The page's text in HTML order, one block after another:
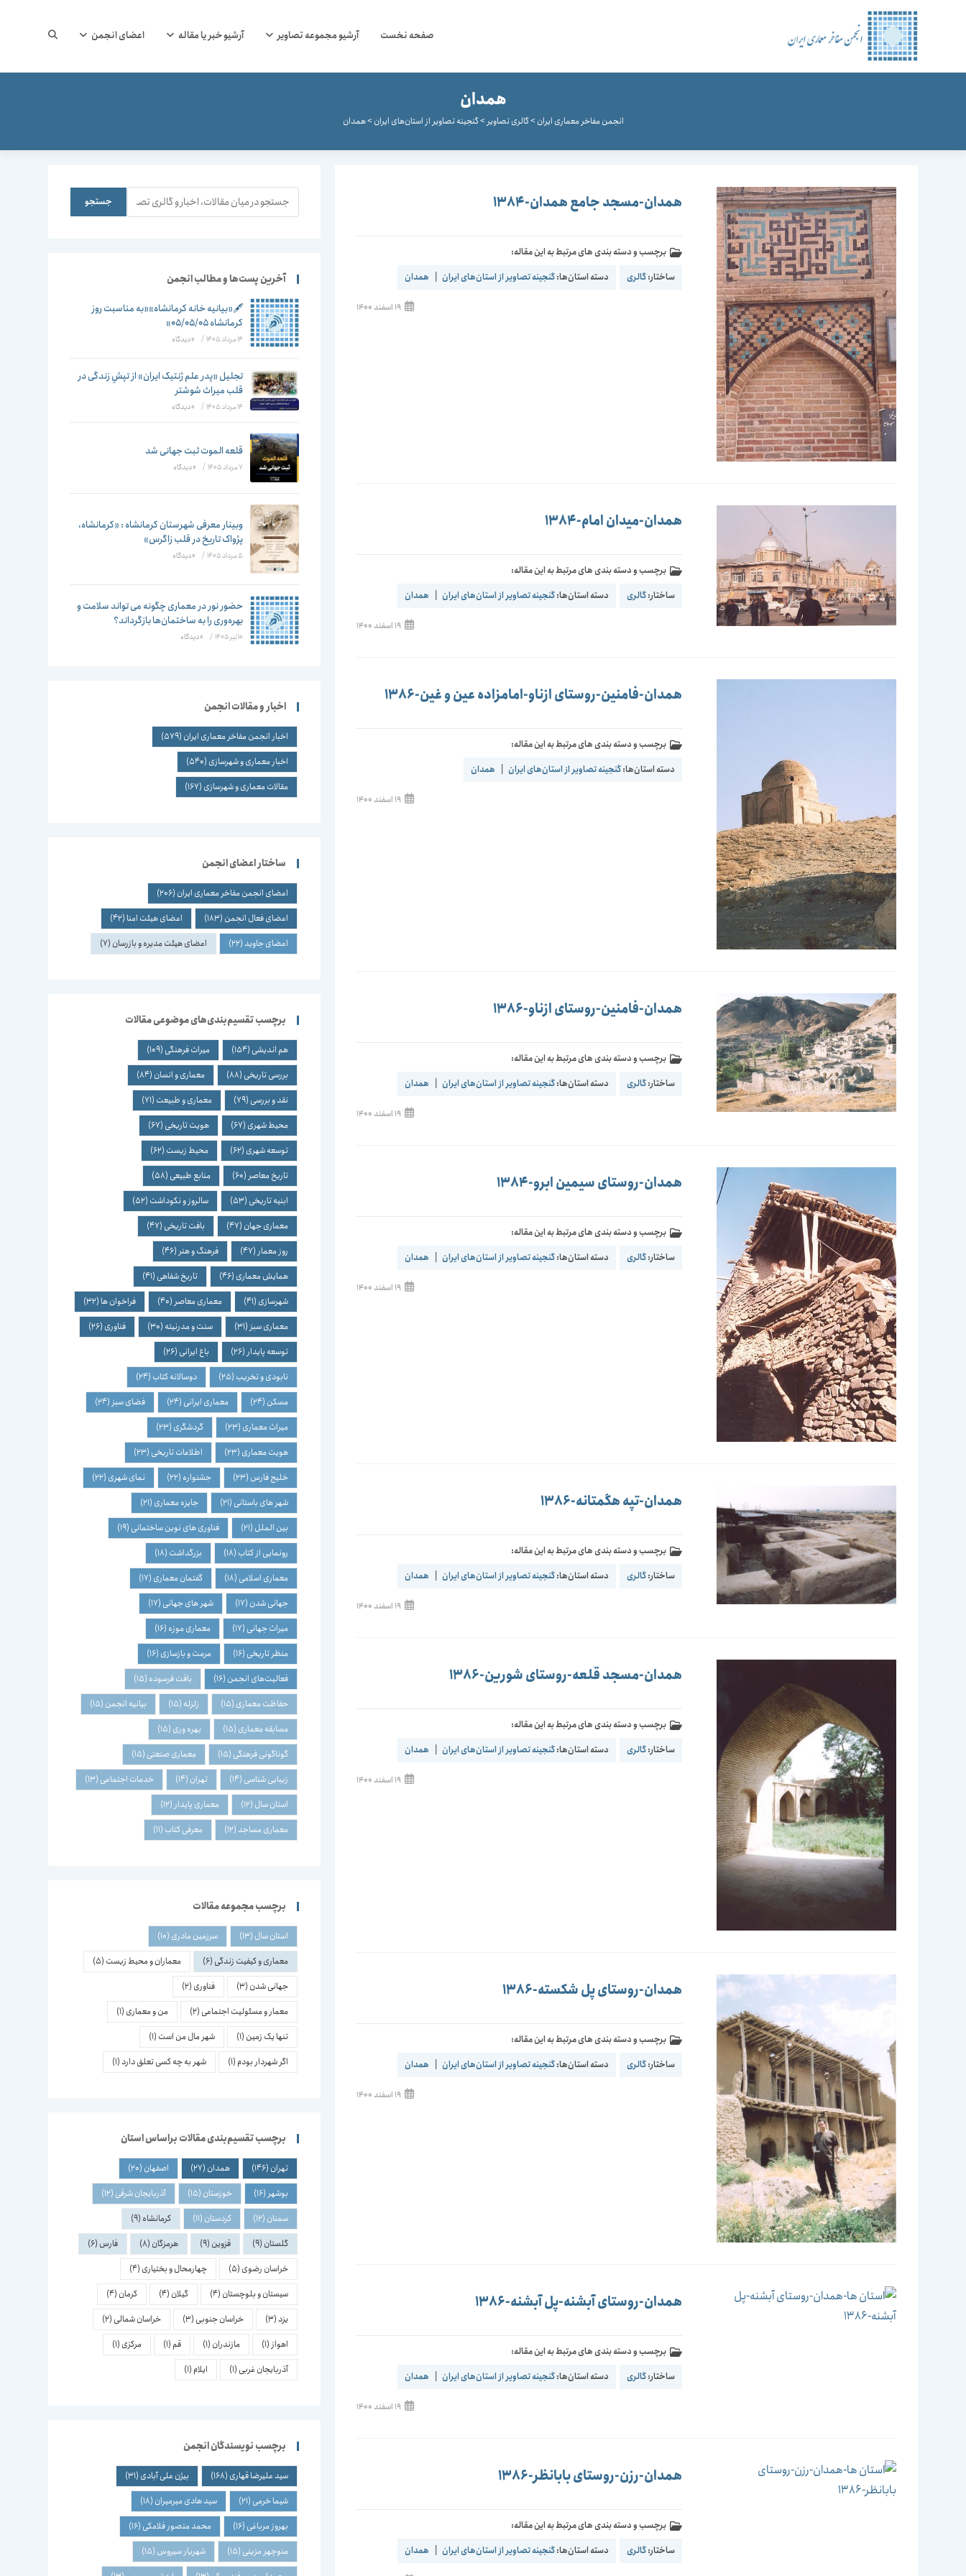
صفحه نخست آرشیو مجموعه تصاویر آرشیو خبر یا مقاله اعضای انجمن جستجوی
همدان
انجمن مفاخر معماری ایران >گالری تصاویر >گنجینه تصاویر از استان‌های ایران >همدان
همدان-مسجد جامع همدان-1384
برچسب و دسته بندی های مرتبط به این مقاله:
ساختار:گالری دسته استان‌ها:گنجینه تصاویر از استان‌های ایران همدان
نوشته
منتشر
19 اسفند 1400
همدان-میدان امام-1384
برچسب و دسته بندی های مرتبط به این مقاله:
ساختار:گالری دسته استان‌ها:گنجینه تصاویر از استان‌های ایران همدان
نوشته
منتشر
19 اسفند 1400
همدان-فامنین-روستای ازناو-امامزاده عین و غین-1386
برچسب و دسته بندی های مرتبط به این مقاله:
دسته استان‌ها:گنجینه تصاویر از استان‌های ایران همدان
نوشته
منتشر
19 اسفند 1400
همدان-فامنین-روستای ازناو-1386
برچسب و دسته بندی های مرتبط به این مقاله:
ساختار:گالری دسته استان‌ها:گنجینه تصاویر از استان‌های ایران همدان
نوشته
منتشر
19 اسفند 1400
همدان-روستای سیمین ابرو-1384
برچسب و دسته بندی های مرتبط به این مقاله:
ساختار:گالری دسته استان‌ها:گنجینه تصاویر از استان‌های ایران همدان
نوشته
منتشر
19 اسفند 1400
همدان-تپه هگمتانه-1386
برچسب و دسته بندی های مرتبط به این مقاله:
ساختار:گالری دسته استان‌ها:گنجینه تصاویر از استان‌های ایران همدان
نوشته
منتشر
19 اسفند 1400
همدان-مسجد قلعه-روستای شورین-1386
برچسب و دسته بندی های مرتبط به این مقاله:
ساختار:گالری دسته استان‌ها:گنجینه تصاویر از استان‌های ایران همدان
نوشته
منتشر
19 اسفند 1400
همدان-روستای پل شکسته-1386
برچسب و دسته بندی های مرتبط به این مقاله:
ساختار:گالری دسته استان‌ها:گنجینه تصاویر از استان‌های ایران همدان
نوشته
منتشر
19 اسفند 1400
همدان-روستای آبشنه-پل آبشنه-1386
برچسب و دسته بندی های مرتبط به این مقاله:
ساختار:گالری دسته استان‌ها:گنجینه تصاویر از استان‌های ایران همدان
نوشته
منتشر
19 اسفند 1400
همدان-رزن-روستای بابانظر-1386
برچسب و دسته بندی های مرتبط به این مقاله:
ساختار:گالری دسته استان‌ها:گنجینه تصاویر از استان‌های ایران همدان
جستجو جستجو
آخرین پست‌ها و مطالب انجمن
🖋️«بیانیه خانه کرمانشاه»«به مناسبت روز
کرمانشاه ۰۵/۰۵/۰۵»
14 مرداد 1405 / ۰ دیدگاه
تجلیل «پدر علم ژنتیک ایران» از تپشِ زندگی در
قلب میراث شوشتر
14 مرداد 1405 / ۰ دیدگاه
قلعه الموت ثبت جهانی شد
7 مرداد 1405 / ۰ دیدگاه
وبینار معرفی شهرستان کرمانشاه : «کرمانشاه،
پژواک تاریخ در قلب زاگرس»
5 مرداد 1405 / ۰ دیدگاه
حضور نور در معماری چگونه می تواند سلامت و
بهره‌وری را به ساختمان‌ها بازگرداند؟
10 تیر 1405 / ۰ دیدگاه
اخبار و مقالات انجمن
اخبار انجمن مفاخر معماری ایران (579)
اخبار معماری و شهرسازی (540)
مقالات معماری و شهرسازی (167)
ساختار اعضای انجمن
اعضای انجمن مفاخر معماری ایران (206)
اعضای فعال انجمن (183) اعضای هیئت امنا(42)
اعضای جاوید(22) اعضای هیئت مدیره و بازرسان (7)
برچسب تقسیم‌بندی‌های موضوعی مقالات
هم اندیشی (154) میراث فرهنگی (109)
بررسی تاریخی (88) معماری و انسان (84)
نقد و بررسی (79) معماری و طبیعت (71)
محیط شهری (67) هویت تاریخی (67)
توسعه شهری (62) محیط زیست (62)
تاریخ معاصر (60) منابع طبیعی (58)
ابنیه تاریخی (53) سالروز و نکوداشت (52)
معماری جهان (47) بافت تاریخی (47)
روز معمار (47) فرهنگ و هنر (46)
همایش معماری (46) تاریخ شفاهی (41)
شهرسازی (41) معماری معاصر (40) فراخوان ها(32)
معماری سبز (31) سنت و مدرنیته (30) فناوری (26)
توسعه پایدار (26) باغ ایرانی (26)
نابودی و تخریب (25) دوسالانه کتاب (24)
مسکن (24) معماری ایرانی (24) فضای سبز (24)
میراث معماری (23) گردشگری (23)
هویت معماری (23) اطلاعات تاریخی (23)
خلیج فارس (23) جشنواره (22) نمای شهری (22)
شهر های باستانی (21) جایزه معماری (21)
بین الملل (21) فناوری های نوین ساختمانی (19)
رونمایی از کتاب (18) بزرگداشت (18)
معماری اسلامی (18) گفتمان معماری (17)
جهانی شدن (17) شهر های جهانی (17)
میراث جهانی (17) معماری موزه (16)
منظر تاریخی (16) مرمت و بازسازی (16)
فعالیت‌های انجمن (16) بافت فرسوده (15)
حفاظت معماری (15) زلزله (15) بیانیه انجمن (15)
مسابقه معماری (15) بهره وری (15)
گوناگونی فرهنگی (15) معماری صنعتی (15)
زیبایی شناسی (14) تهران (14) خدمات اجتماعی (13)
استان سال (12) معماری پایدار (12)
معماری مساجد(12) معرفی کتاب (11)
برچسب مجموعه مقالات
استان سال (13) سرزمین مادری (10)
معماری و کیفیت زندگی (6) معماران و محیط زیست (5)
جهانی شدن (3) فناوری (2)
معمار و مسئولیت اجتماعی (2) من و معماری (1)
تنها یک زمین (1) شهر مال من است (1)
اگر شهردار بودم (1) شهر به چه کسی تعلق دارد(1)
برچسب تقسیم‌بندی مقالات براساس استان
تهران (146) همدان (27) اصفهان (20)
بوشهر (16) خوزستان (15) آذربایجان شرقی (12)
سمنان (12) کردستان (11) کرمانشاه (9)
گلستان (9) قزوین (9) هرمزگان (8) فارس (6)
خراسان رضوی (5) چهارمحال و بختیاری (4)
سیستان و بلوچستان (4) گیلان (4) کرمان (4)
یزد(3) خراسان جنوبی (3) خراسان شمالی (2)
اهواز (1) مازندران (1) قم (1) مرکزی (1)
آذربایجان غربی (1) ایلام (1)
برچسب نویسندگان انجمن
سید علیرضا قهاری (168) بیژن علی آبادی (31)
شیما خرمی (21) سید هادی میرمیران (18)
بهروز مرباغی (16) محمد منصور فلامکی (16)
منوچهر مزینی (15) شهریار سیروس (15)